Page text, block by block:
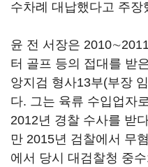
수차례 대납했다고 주장
윤 전 서장은
터 골프 등의 접대를 받
앙지검 형사13부(부장
다. 그는 육류 수입업자
2012년 경찰 수사를 받
만 2015년 검찰에서 무
에서 당시 대검찰청 중